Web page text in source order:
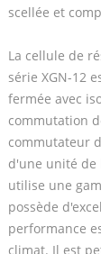
scellée et
La cellule de
série XGN-12
fermée avec
commutation
commutateur
d'une unité de
utilise une
possède
performance
climat. Il est